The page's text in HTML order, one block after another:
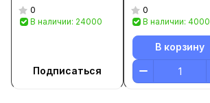
0
В наличии: 24000
Подписаться
0
В наличии: 4000
В корзину